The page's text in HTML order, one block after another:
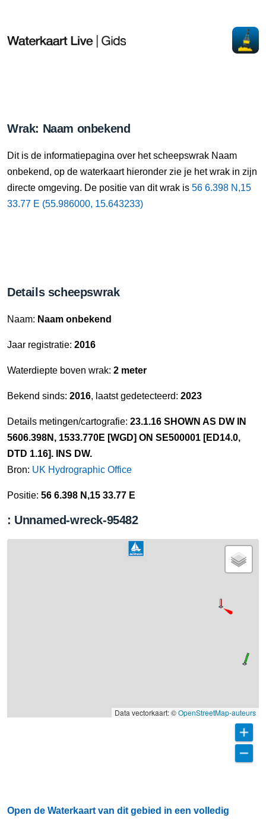
Wrak: Naam onbekend
Dit is de informatiepagina over het scheepswrak Naam
onbekend, op de waterkaart hieronder zie je het wrak in zijn
directe omgeving. De positie van dit wrak is 56 6.398 N,15
33.77 E (55.986000, 15.643233)
Details scheepswrak
Naam: Naam onbekend
Jaar registratie: 2016
Waterdiepte boven wrak: 2 meter
Bekend sinds: 2016, laatst gedetecteerd: 2023
Details metingen/cartografie: 23.1.16 SHOWN AS DW IN
5606.398N, 1533.770E [WGD] ON SE500001 [ED14.0,
DTD 1.16]. INS DW.
Bron: UK Hydrographic Office
Positie: 56 6.398 N,15 33.77 E
: Unnamed-wreck-95482
Data vectorkaart: ©OpenStreetMap-auteurs
Open de Waterkaart van dit gebied in een volledig